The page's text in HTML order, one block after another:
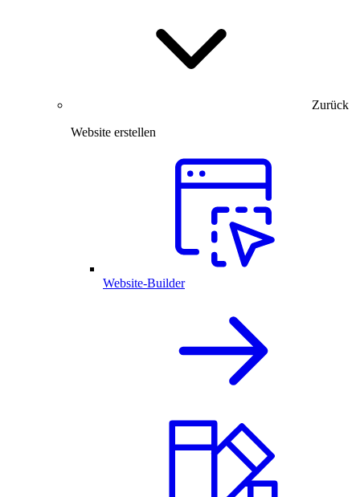
Zurück
Website erstellen
Website-Builder